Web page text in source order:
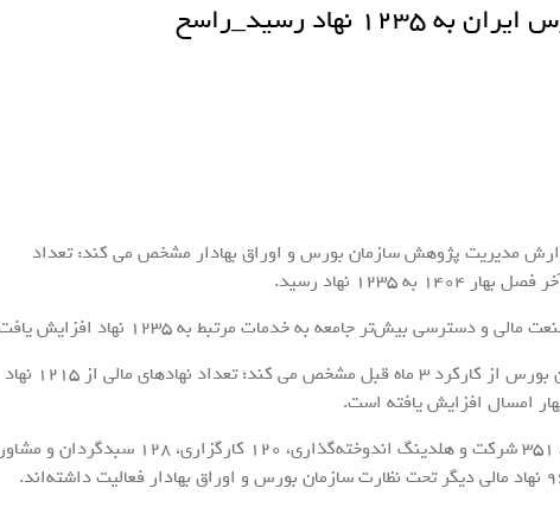
نهاد رسید_راسخ
مدیریت پژوهش سازمان بورس و اوراق بهادار مشخص می کند: تعداد
1235 نهاد رسید.
بیش‌تر جامعه به خدمات مرتبط به 1235 نهاد افزایش یافت.
داده‌های آماری گزارش مدیریت پژوهش سازمان بورس از کارکرد 3 ماه قبل مشخص می کند؛ تعداد نهادهای مالی از 1215 نهاد
تا آخر بهار امسال، 528 صندوق‌ اندوخته‌گذاری، 351 شرکت و هلدینگ اندوخته‌گذاری، 120 کارگزاری، 128 سبدگردان و مشاور